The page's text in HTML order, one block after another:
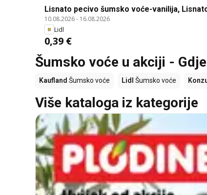
Lisnato pecivo šumsko voće-vanilija,
10.08.2026- 16.08.2026
Lidl
0,39 €
Šumsko voće u akciji -
Kaufland Šumsko voće Lidl Šumsko voće
Više kataloga iz kategorije